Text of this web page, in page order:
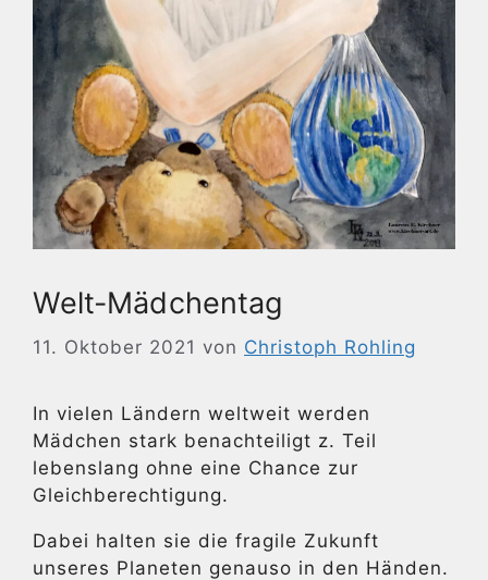
Welt-Mädchentag
11. Oktober 2021 von Christoph Rohling
In vielen Ländern weltweit werden
Mädchen stark benachteiligt z. Teil
lebenslang ohne eine Chance zur
Gleichberechtigung.
Dabei halten sie die fragile Zukunft
unseres Planeten genauso in den Händen.